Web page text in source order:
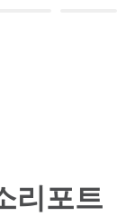
리포트